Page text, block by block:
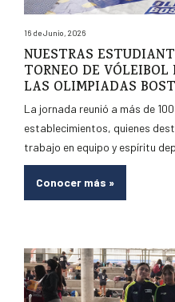
16 de Junio, 2026
NUESTRAS
TORNEO DE
LAS OLIMPIADAS
La jornada reunió a más de
establecimientos, quienes
trabajo en equipo y espíritu
Conocer más »